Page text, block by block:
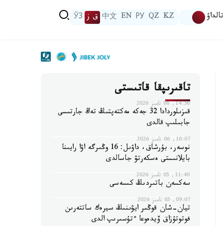
تالداۋ KZ
QZ
РУ
EN
中文 ق ز ЎЗ
تاقىرىپقا قاتىستى
14:56, 06 تامىز 2026
قىزىلوردادا 32 جەكە مەكتەپتىڭ تەڭ جارتىسى
جابىلىپ قالدى
10:07, 06 تامىز 2026
نوسەر، بۇرشاق، داۋىل: 16 وڭىرگە اۋا رايىنا
بايلانىستى ەسكەرتۋ جاسالدى
11:40, 05 تامىز 2026
سەكسەن باتىردىڭ كىسەسى
09:07, 05 تامىز 2026
تيان-شان قوڭىر ايۋىنىڭ سيرەك ساتتەرىن
فوتوتۇزاق ۆيدەوعا ءتۇسىرىپ الدى